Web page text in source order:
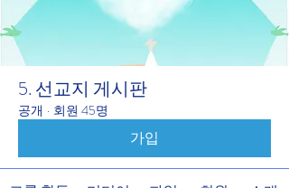
5. 선교지 게시판
공개 · 회원 45명
가입